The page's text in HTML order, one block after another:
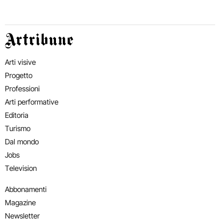
Artribune
Arti visive
Progetto
Professioni
Arti performative
Editoria
Turismo
Dal mondo
Jobs
Television
Abbonamenti
Magazine
Newsletter